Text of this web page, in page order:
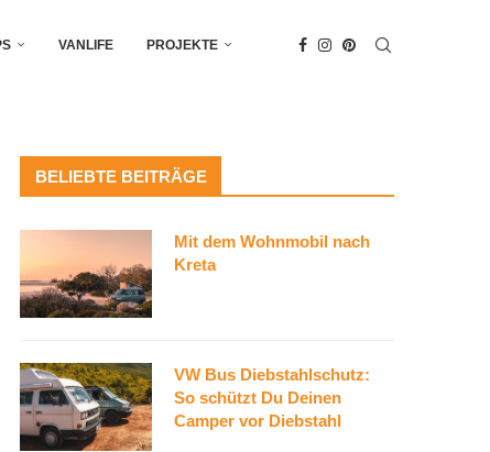
VANLIFE PROJEKTE
BELIEBTE BEITRÄGE
Mit dem Wohnmobil nach
Kreta
VW Bus Diebstahlschutz:
So schützt Du Deinen
Camper vor Diebstahl